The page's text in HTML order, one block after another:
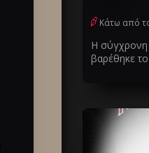
Κάτω από
Η σύγχρονη
βαρέθηκε